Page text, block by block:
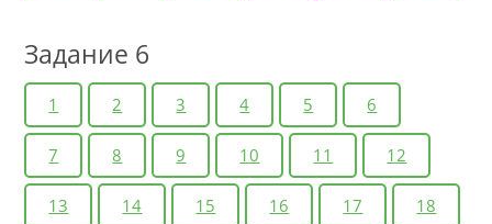
Задание 6
1 2 3 4 5 6
7 8 9 10 11 12
13 14 15 16 17 18